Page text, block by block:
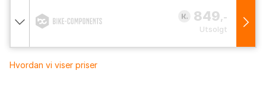
849,-
Utsolgt
Hvordan vi viser priser